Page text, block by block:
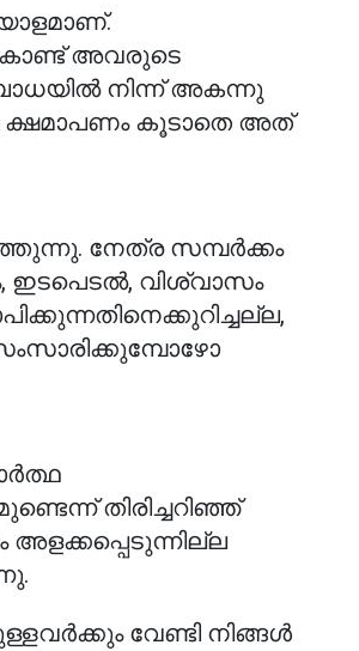
അവരുടെ
നിന്ന് അകന്നു
കൂടാതെ അത്
നേത്ര സമ്പർക്കം
വിശ്വാസം
തിരിച്ചറിഞ്ഞ്
വേണ്ടി നിങ്ങൾ